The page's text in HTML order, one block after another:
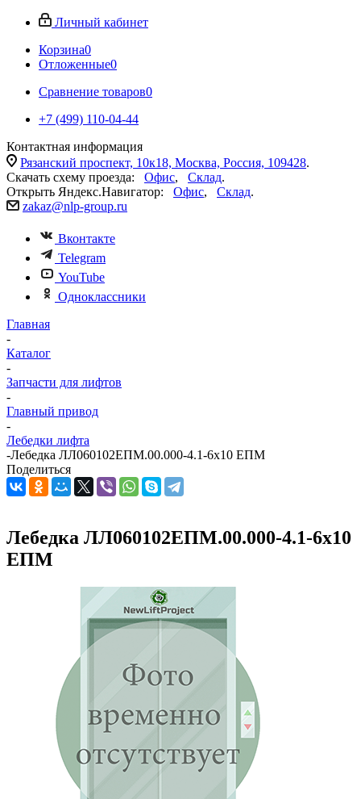
Личный кабинет
Корзина0
Отложенные0
Сравнение товаров0
+7 (499) 110-04-44
Контактная информация
Рязанский проспект, 10к18, Москва, Россия, 109428.
Скачать схему проезда: Офис, Склад.
Открыть Яндекс.Навигатор: Офис, Склад.
zakaz@nlp-group.ru
Вконтакте
Telegram
YouTube
Одноклассники
Главная
-
Каталог
-
Запчасти для лифтов
-
Главный привод
-
Лебедки лифта
-Лебедка ЛЛ060102ЕПМ.00.000-4.1-6х10 ЕПМ
Поделиться
Лебедка ЛЛ060102ЕПМ.00.000-4.1-6х10
ЕПМ